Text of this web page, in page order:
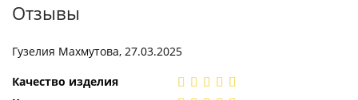
Отзывы
Гузелия Махмутова, 27.03.2025
Качество изделия